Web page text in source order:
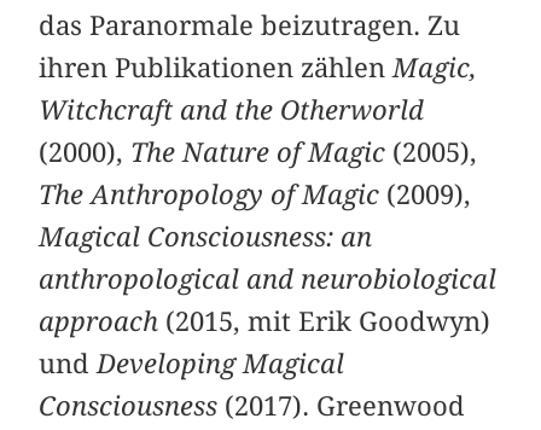
das Paranormale beizutragen. Zu
ihren Publikationen zählen Magic,
Witchcraft and the Otherworld
(2000), The Nature of Magic (2005),
The Anthropology of Magic (2009),
Magical Consciousness: an
anthropological and neurobiological
approach (2015, mit Erik Goodwyn)
und Developing Magical
Consciousness (2017). Greenwood